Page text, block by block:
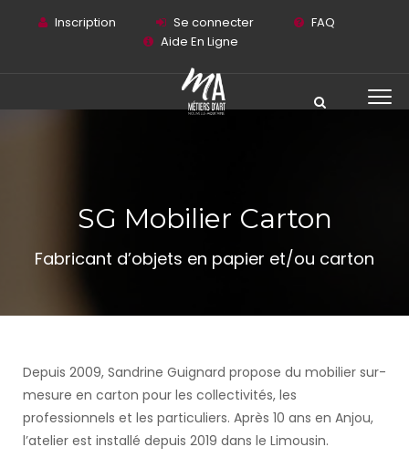
Inscription Se connecter
FAQ
Aide En Ligne
SG Mobilier Carton
Fabricant d’objets en papier et/ou carton
Depuis 2009, Sandrine Guignard propose du mobilier sur-
mesure en carton pour les collectivités, les
professionnels et les particuliers. Après 10 ans en Anjou,
l’atelier est installé depuis 2019 dans le Limousin.